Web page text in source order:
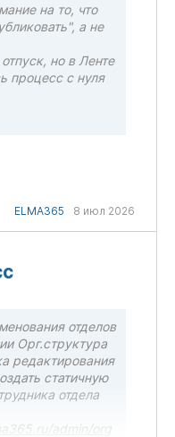
на то, что
а не
но в Ленте
процесс с нуля
ELMA365 8 июл 2026
отделов
Орг.структура
редактирования
статичную
отдела
admin/org